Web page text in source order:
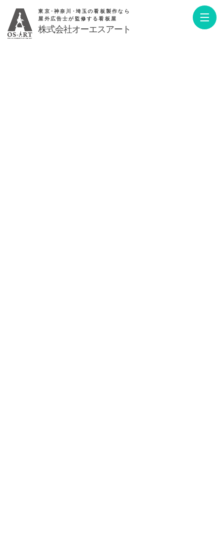
東京･神奈川･埼玉の看板製作なら
屋外広告士が監修する看板屋
株式会社オーエスアート